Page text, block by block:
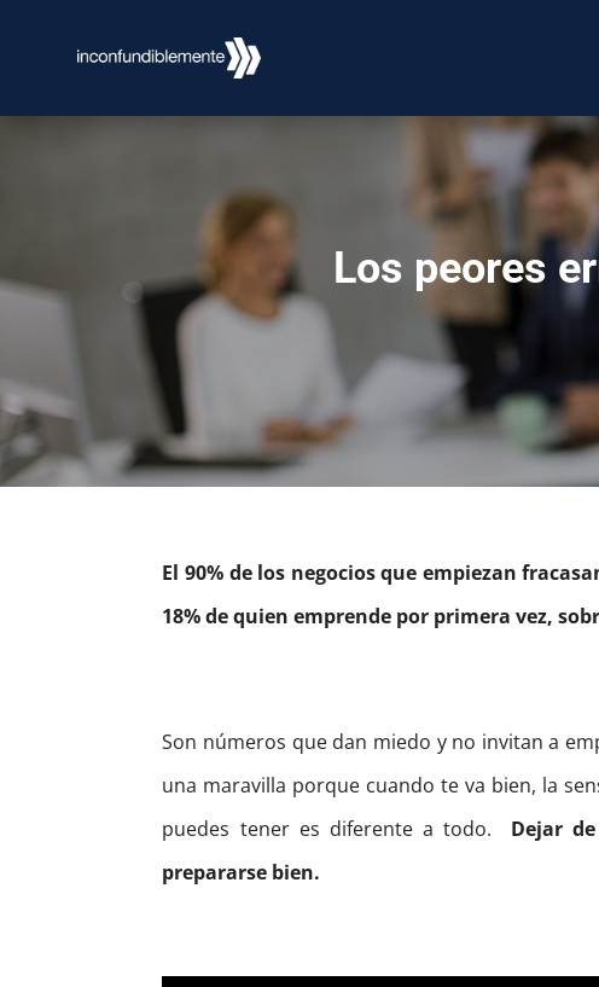
Los peores
El 90% de los negocios que empiezan
18% de quien emprende por primera vez,
Son números que dan miedo y no invitan a
una maravilla porque cuando te va bien, la
puedes tener es diferente a todo.
Dejar
prepararse bien.